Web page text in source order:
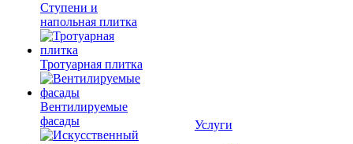
Ступени и
напольная плитка
Тротуарная плитка
Вентилируемые
фасады
Услуги